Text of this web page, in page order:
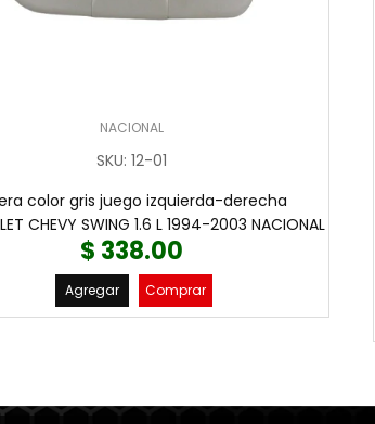
NACIONAL
SKU:12-01
color gris juego izquierda-derecha
CHEVY SWING 1.6 L 1994-2003 NACIONAL
$ 338.00
Agregar Comprar